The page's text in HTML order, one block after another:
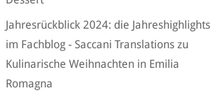
Jahresrückblick 2024: die Jahreshighlights
im Fachblog - Saccani Translationszu
Kulinarische Weihnachten in Emilia
Romagna